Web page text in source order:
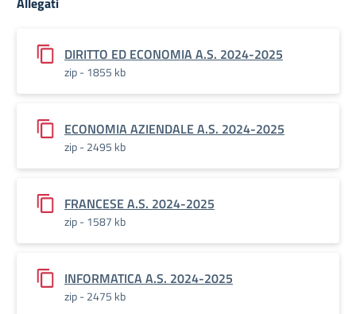
DIRITTO ED ECONOMIA A.S. 2024-2025
zip - 1855 kb
ECONOMIA AZIENDALE A.S. 2024-2025
zip - 2495 kb
FRANCESE A.S. 2024-2025
zip - 1587 kb
INFORMATICA A.S. 2024-2025
zip - 2475 kb